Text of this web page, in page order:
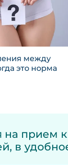
между
это норма
на прием
в